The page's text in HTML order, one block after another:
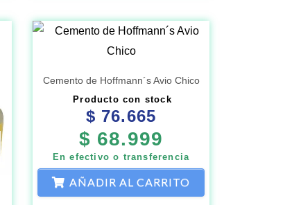
Cemento de Hoffmann´s Avio Chico
Producto con stock
$ 76.665
$ 68.999
En efectivo o transferencia
AÑADIR AL CARRITO